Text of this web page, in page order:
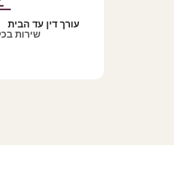
עורך דין עד הבית
שירות